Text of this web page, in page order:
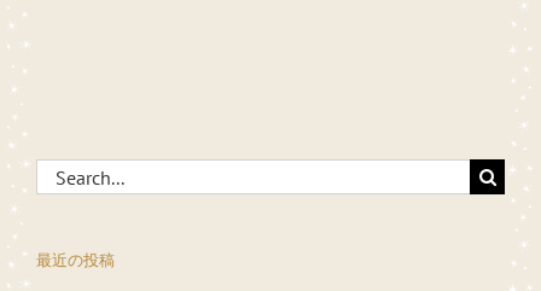
Search
for:
最近の投稿